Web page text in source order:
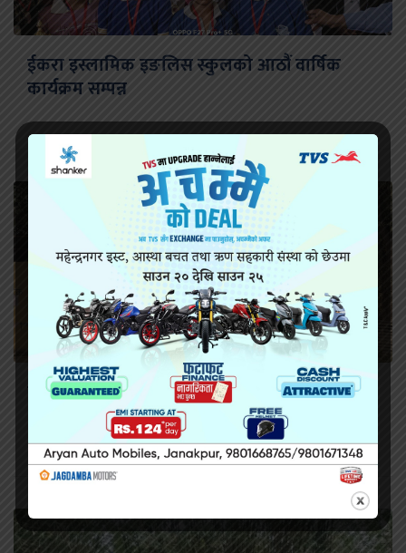
ईकरा इस्लामिक इङलिस स्कुलको आठौं वार्षिक
कार्यक्रम सम्पन्न
सिरहा कारागारको अवस्थाबारे राईनको गम्भीर प्रश्न